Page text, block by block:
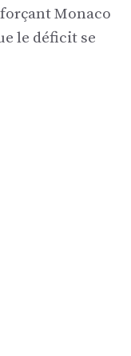
Monaco
le déficit se